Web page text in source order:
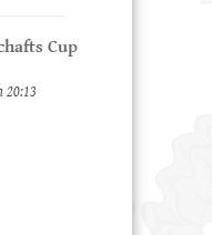
Cup
20:13